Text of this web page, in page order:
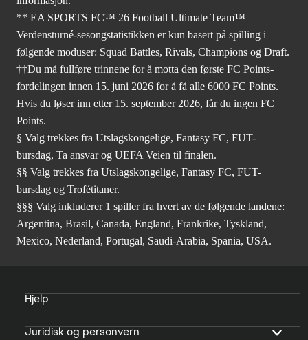
** EA SPORTS FC™ 26 Football Ultimate Team™
Verdensturné-sesongstatistikken er kun basert på spilling i
følgende moduser: Squad Battles, Rivals, Champions og Draft.
††Du må fullføre trinnene for å motta den første FC Points-
fordelingen innen 15. juni 2026 for å få alle 6000 FC Points.
Hvis du løser inn etter 15. september 2026, får du ingen FC
Points.
§ Valg trekkes fra Utslagskongelige, Fantasy FC, FUT-
bursdag, Ta ansvar og UEFA Veien til finalen.
§§ Valg trekkes fra Utslagskongelige, Fantasy FC, FUT-
bursdag og Trofétitaner.
§§§ Valg inkluderer 1 spiller fra hvert av de følgende landene:
Argentina, Brasil, Canada, England, Frankrike, Tyskland,
Mexico, Nederland, Portugal, Saudi-Arabia, Spania, USA.
Hjelp
Juridisk og personvern